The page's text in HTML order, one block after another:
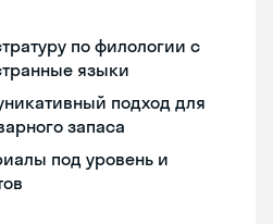
по филологии с
языки
подход для
запаса
под уровень и